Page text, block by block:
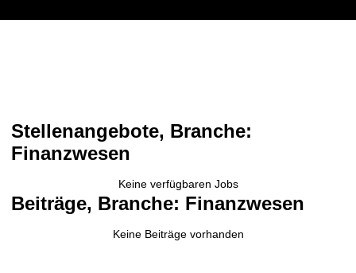
Stellenangebote, Branche:
Finanzwesen
Keine verfügbaren Jobs
Beiträge, Branche: Finanzwesen
Keine Beiträge vorhanden